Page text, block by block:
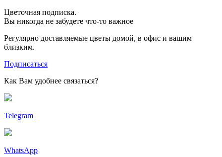
Цветочная подписка.
Вы никогда не забудете что-то важное
Регулярно доставляемые цветы домой, в офис и вашим
близким.
Подписаться
Как Вам удобнее связаться?
Telegram
WhatsApp